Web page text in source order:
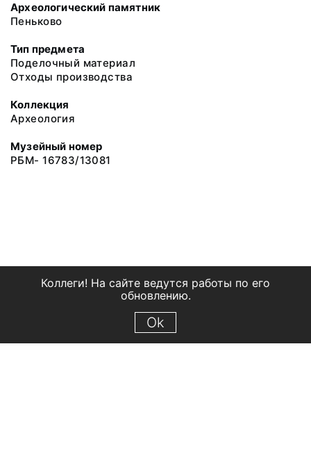
Археологический памятник
Пеньково
Тип предмета
Поделочный материал
Отходы производства
Коллекция
Археология
Музейный номер
РБМ- 16783/13081
Коллеги! На сайте ведутся работы по его
обновлению.
Ok